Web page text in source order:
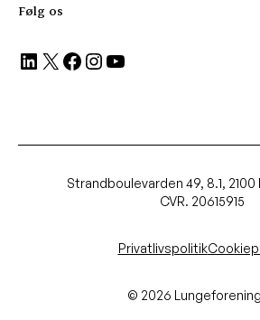
Følg os
LinkedIn
X Facebook
Instagram
YouTube
Strandboulevarden 49, 8.1,
CVR. 20615915
Privatlivspolitik
© 2026